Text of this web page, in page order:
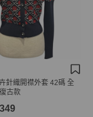
針織開襟外套 42碼 全
古款